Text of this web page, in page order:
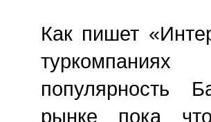
Как пишет
популярность
рынке пока